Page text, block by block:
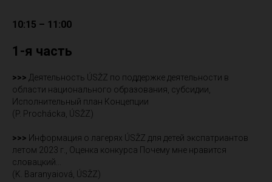
10:15 – 11:00
1-я часть
>>> Деятельность ÚSŽZ по поддержке деятельности в
области национального образования, субсидии,
Исполнительный план Концепции
(P. Prochácka, ÚSŽZ)
>>> Информация о лагерях ÚSŽZ для детей экспатриантов
летом 2023 г., Оценка конкурса Почему мне нравится
словацкий...
(K. Baranyaiová, ÚSŽZ)